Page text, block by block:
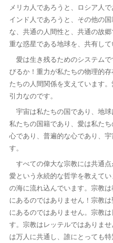
メリカ人であろうと、ロシア人
インド人であろうと、その他の
な、共通の人間性と、共通の故
重な惑星である地球を、共有して
愛は生き残るためのシステム
びるか！重力が私たちの物理的
たちの人間関係を支えています
引力なのです。
宇宙は私たちの国であり、地
私たちの国籍であり、愛は私た
心であり、普遍的な心であり、
す。
すべての偉大な宗教には共通点
愛という永続的な哲学を教えて
の海に流れ込んでいます。宗教
にあるのではありません！宗教
にあるのではありません。宗教
す。宗教はレッテルではありま
は万人に共通し、誰にとっても